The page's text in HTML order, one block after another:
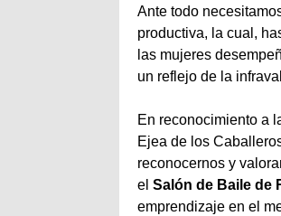
Ante todo
productiva, la cual,
las mujeres
un reflejo de la
En reconocimiento a
Ejea de los
reconocernos y
el Salón de Baile de
emprendizaje en el